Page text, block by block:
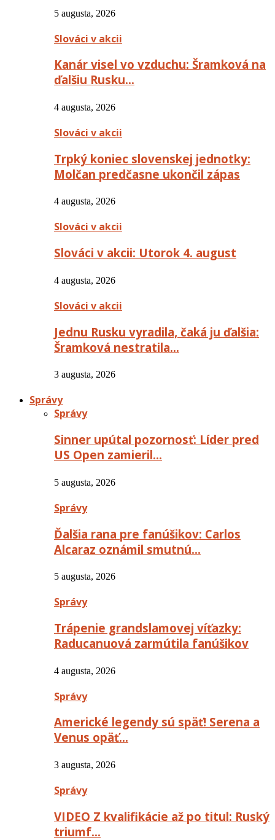
5 augusta, 2026
Slováci v akcii
Kanár visel vo vzduchu: Šramková na
ďalšiu Rusku…
4 augusta, 2026
Slováci v akcii
Trpký koniec slovenskej jednotky:
Molčan predčasne ukončil zápas
4 augusta, 2026
Slováci v akcii
Slováci v akcii: Utorok 4. august
4 augusta, 2026
Slováci v akcii
Jednu Rusku vyradila, čaká ju ďalšia:
Šramková nestratila…
3 augusta, 2026
Správy
Správy
Sinner upútal pozornosť: Líder pred
US Open zamieril…
5 augusta, 2026
Správy
Ďalšia rana pre fanúšikov: Carlos
Alcaraz oznámil smutnú…
5 augusta, 2026
Správy
Trápenie grandslamovej víťazky:
Raducanuová zarmútila fanúšikov
4 augusta, 2026
Správy
Americké legendy sú späť! Serena a
Venus opäť…
3 augusta, 2026
Správy
VIDEO Z kvalifikácie až po titul: Ruský
triumf…